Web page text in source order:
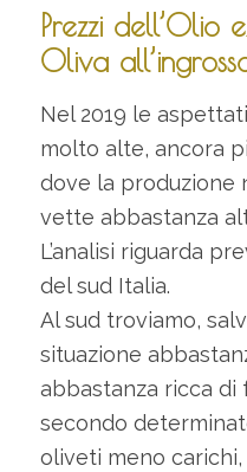
Prezzi dell’Olio
Oliva
Nel 2019 le
molto alte, ancora
dove la produzione
vette abbastanza
L’analisi riguarda
del sud Italia.
Al sud troviamo,
situazione
abbastanza ricca di
secondo
oliveti meno